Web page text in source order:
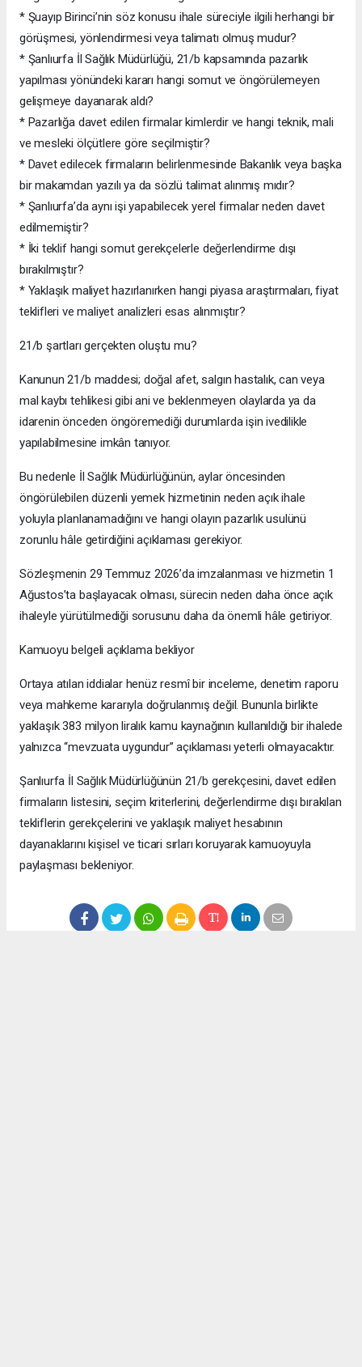
* Şuayıp Birinci’nin söz konusu ihale süreciyle ilgili herhangi bir
görüşmesi, yönlendirmesi veya talimatı olmuş mudur?
* Şanlıurfa İl Sağlık Müdürlüğü, 21/b kapsamında pazarlık
yapılması yönündeki kararı hangi somut ve öngörülemeyen
gelişmeye dayanarak aldı?
* Pazarlığa davet edilen firmalar kimlerdir ve hangi teknik, mali
ve mesleki ölçütlere göre seçilmiştir?
* Davet edilecek firmaların belirlenmesinde Bakanlık veya başka
bir makamdan yazılı ya da sözlü talimat alınmış mıdır?
* Şanlıurfa’da aynı işi yapabilecek yerel firmalar neden davet
edilmemiştir?
* İki teklif hangi somut gerekçelerle değerlendirme dışı
bırakılmıştır?
* Yaklaşık maliyet hazırlanırken hangi piyasa araştırmaları, fiyat
teklifleri ve maliyet analizleri esas alınmıştır?
21/b şartları gerçekten oluştu mu?
Kanunun 21/b maddesi; doğal afet, salgın hastalık, can veya
mal kaybı tehlikesi gibi ani ve beklenmeyen olaylarda ya da
idarenin önceden öngöremediği durumlarda işin ivedilikle
yapılabilmesine imkân tanıyor.
Bu nedenle İl Sağlık Müdürlüğünün, aylar öncesinden
öngörülebilen düzenli yemek hizmetinin neden açık ihale
yoluyla planlanamadığını ve hangi olayın pazarlık usulünü
zorunlu hâle getirdiğini açıklaması gerekiyor.
Sözleşmenin 29 Temmuz 2026’da imzalanması ve hizmetin 1
Ağustos’ta başlayacak olması, sürecin neden daha önce açık
ihaleyle yürütülmediği sorusunu daha da önemli hâle getiriyor.
Kamuoyu belgeli açıklama bekliyor
Ortaya atılan iddialar henüz resmî bir inceleme, denetim raporu
veya mahkeme kararıyla doğrulanmış değil. Bununla birlikte
yaklaşık 383 milyon liralık kamu kaynağının kullanıldığı bir ihalede
yalnızca “mevzuata uygundur” açıklaması yeterli olmayacaktır.
Şanlıurfa İl Sağlık Müdürlüğünün 21/b gerekçesini, davet edilen
firmaların listesini, seçim kriterlerini, değerlendirme dışı bırakılan
tekliflerin gerekçelerini ve yaklaşık maliyet hesabının
dayanaklarını kişisel ve ticari sırları koruyarak kamuoyuyla
paylaşması bekleniyor.